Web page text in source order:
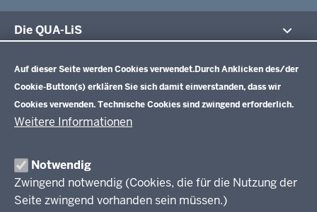
Auf dieser Seite werden Cookies verwendet.Durch Anklicken des/der
Cookie-Button(s) erklären Sie sich damit einverstanden, dass wir
Cookies verwenden. Technische Cookies sind zwingend erforderlich.
Weitere Informationen
Notwendig
Zwingend notwendig (Cookies, die für die Nutzung der
Seite zwingend vorhanden sein müssen.)
Die QUA-LiS
Veröffentlichungen
Leitbild
Stellenangebote
Über uns
Schulentwicklung NRW
Schulentwicklung
Unterricht
Professionalisierung
Standardsicherung NRW
Berufsbildung NRW